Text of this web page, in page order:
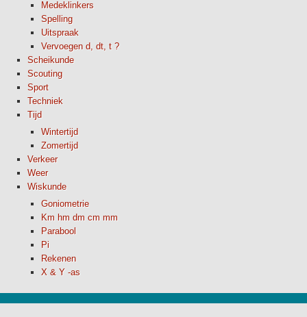
Medeklinkers
Spelling
Uitspraak
Vervoegen d, dt, t ?
Scheikunde
Scouting
Sport
Techniek
Tijd
Wintertijd
Zomertijd
Verkeer
Weer
Wiskunde
Goniometrie
Km hm dm cm mm
Parabool
Pi
Rekenen
X & Y -as